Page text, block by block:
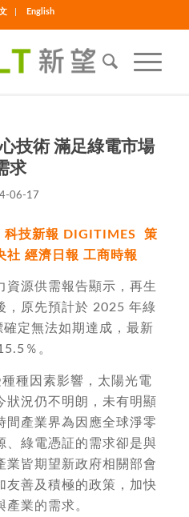
English
技術 滿足綠電市場
求
06-17
科技新報 DIGITIMES
策
社 經濟日報 工商時報
資源供需報告顯示，再生
，原先預計於 2025 年綠
定無法如期達成，最新
％。
種因素影響，太陽光電
狀況仍不明朗，未有明顯
間產業界為因應全球淨零
、綠電憑証的需求卻是與
業皆期望新政府相關部會
友善及積極的政策，加快
業的需求。